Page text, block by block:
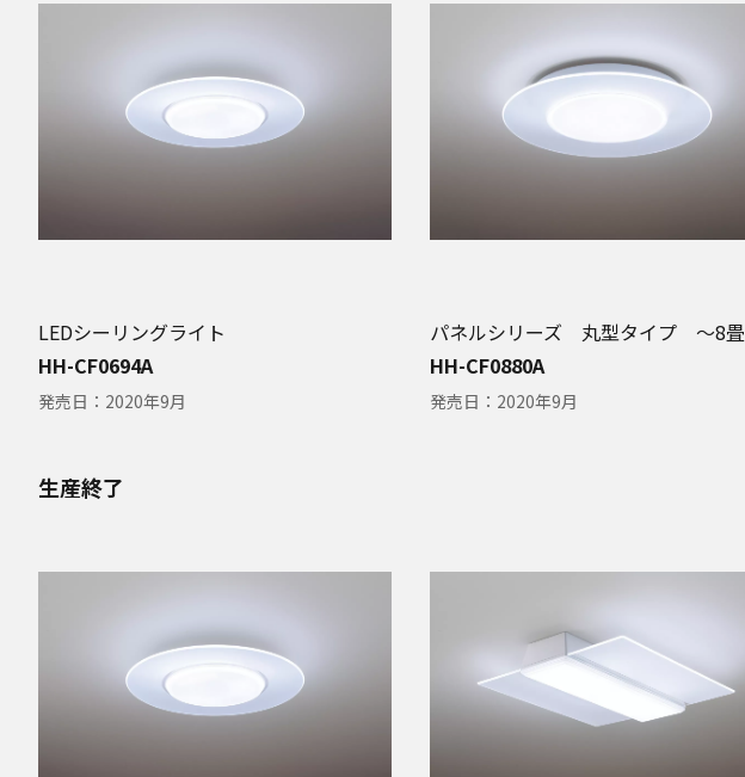
LEDシーリングライト
HH-CF0694A
発売日： 2020年9月
パネルシリーズ 丸型タイプ 〜8畳
HH-CF0880A
発売日： 2020年9月
生産終了